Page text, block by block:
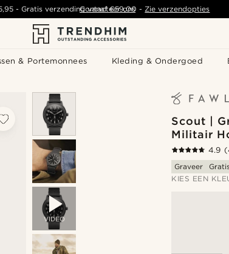
& Portemonnees Kleding & Ondergoed
- Gratis verzending vanaf€59,00 -Zie verzendopties
Contacteer ons
VIDEO
Scout |
Militair
4.9
Graveer
KIES EEN